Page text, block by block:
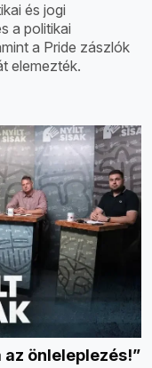
és jogi
a politikai
a Pride zászlók
elemezték.
az önleleplezés!”